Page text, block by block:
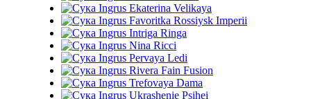
Ingrus Ekaterina Velikaya
Ingrus Favoritka Rossiysk Imperii
Ingrus Intriga Ringa
Ingrus Nina Ricci
Ingrus Pervaya Ledi
Ingrus Rivera Fain Fusion
Ingrus Trefovaya Dama
Ingrus Ukrashenie Psihei